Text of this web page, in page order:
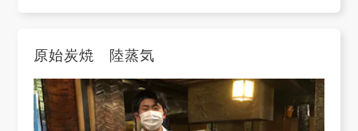
原始炭焼 陸蒸気